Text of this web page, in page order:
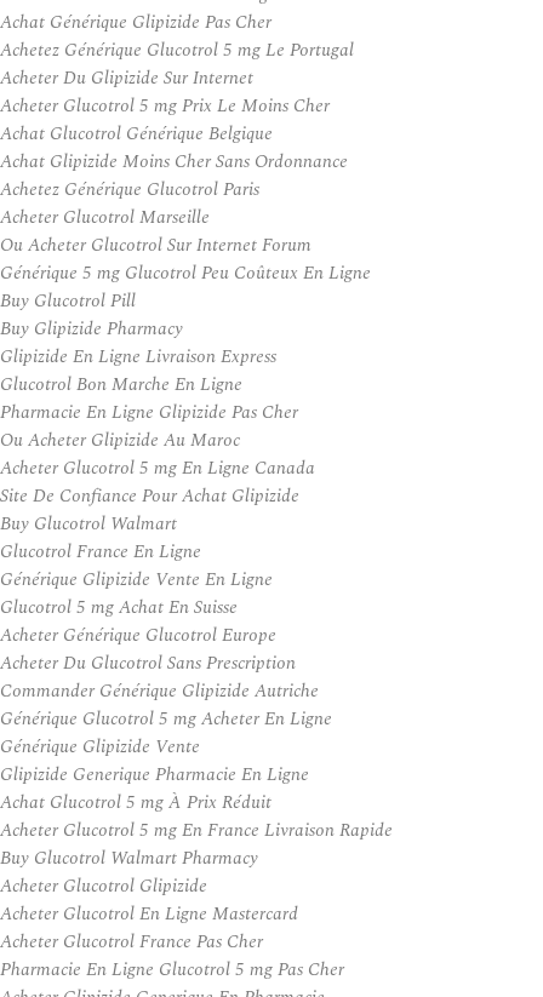
Achat Générique Glipizide Pas Cher
Achetez Générique Glucotrol 5 mg Le Portugal
Acheter Du Glipizide Sur Internet
Acheter Glucotrol 5 mg Prix Le Moins Cher
Achat Glucotrol Générique Belgique
Achat Glipizide Moins Cher Sans Ordonnance
Achetez Générique Glucotrol Paris
Acheter Glucotrol Marseille
Ou Acheter Glucotrol Sur Internet Forum
Générique 5 mg Glucotrol Peu Coûteux En Ligne
Buy Glucotrol Pill
Buy Glipizide Pharmacy
Glipizide En Ligne Livraison Express
Glucotrol Bon Marche En Ligne
Pharmacie En Ligne Glipizide Pas Cher
Ou Acheter Glipizide Au Maroc
Acheter Glucotrol 5 mg En Ligne Canada
Site De Confiance Pour Achat Glipizide
Buy Glucotrol Walmart
Glucotrol France En Ligne
Générique Glipizide Vente En Ligne
Glucotrol 5 mg Achat En Suisse
Acheter Générique Glucotrol Europe
Acheter Du Glucotrol Sans Prescription
Commander Générique Glipizide Autriche
Générique Glucotrol 5 mg Acheter En Ligne
Générique Glipizide Vente
Glipizide Generique Pharmacie En Ligne
Achat Glucotrol 5 mg À Prix Réduit
Acheter Glucotrol 5 mg En France Livraison Rapide
Buy Glucotrol Walmart Pharmacy
Acheter Glucotrol Glipizide
Acheter Glucotrol En Ligne Mastercard
Acheter Glucotrol France Pas Cher
Pharmacie En Ligne Glucotrol 5 mg Pas Cher